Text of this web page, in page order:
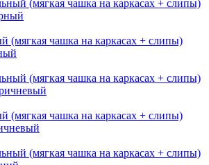
(мягкая чашка на каркасах + слипы)
(мягкая чашка на каркасах + слипы)